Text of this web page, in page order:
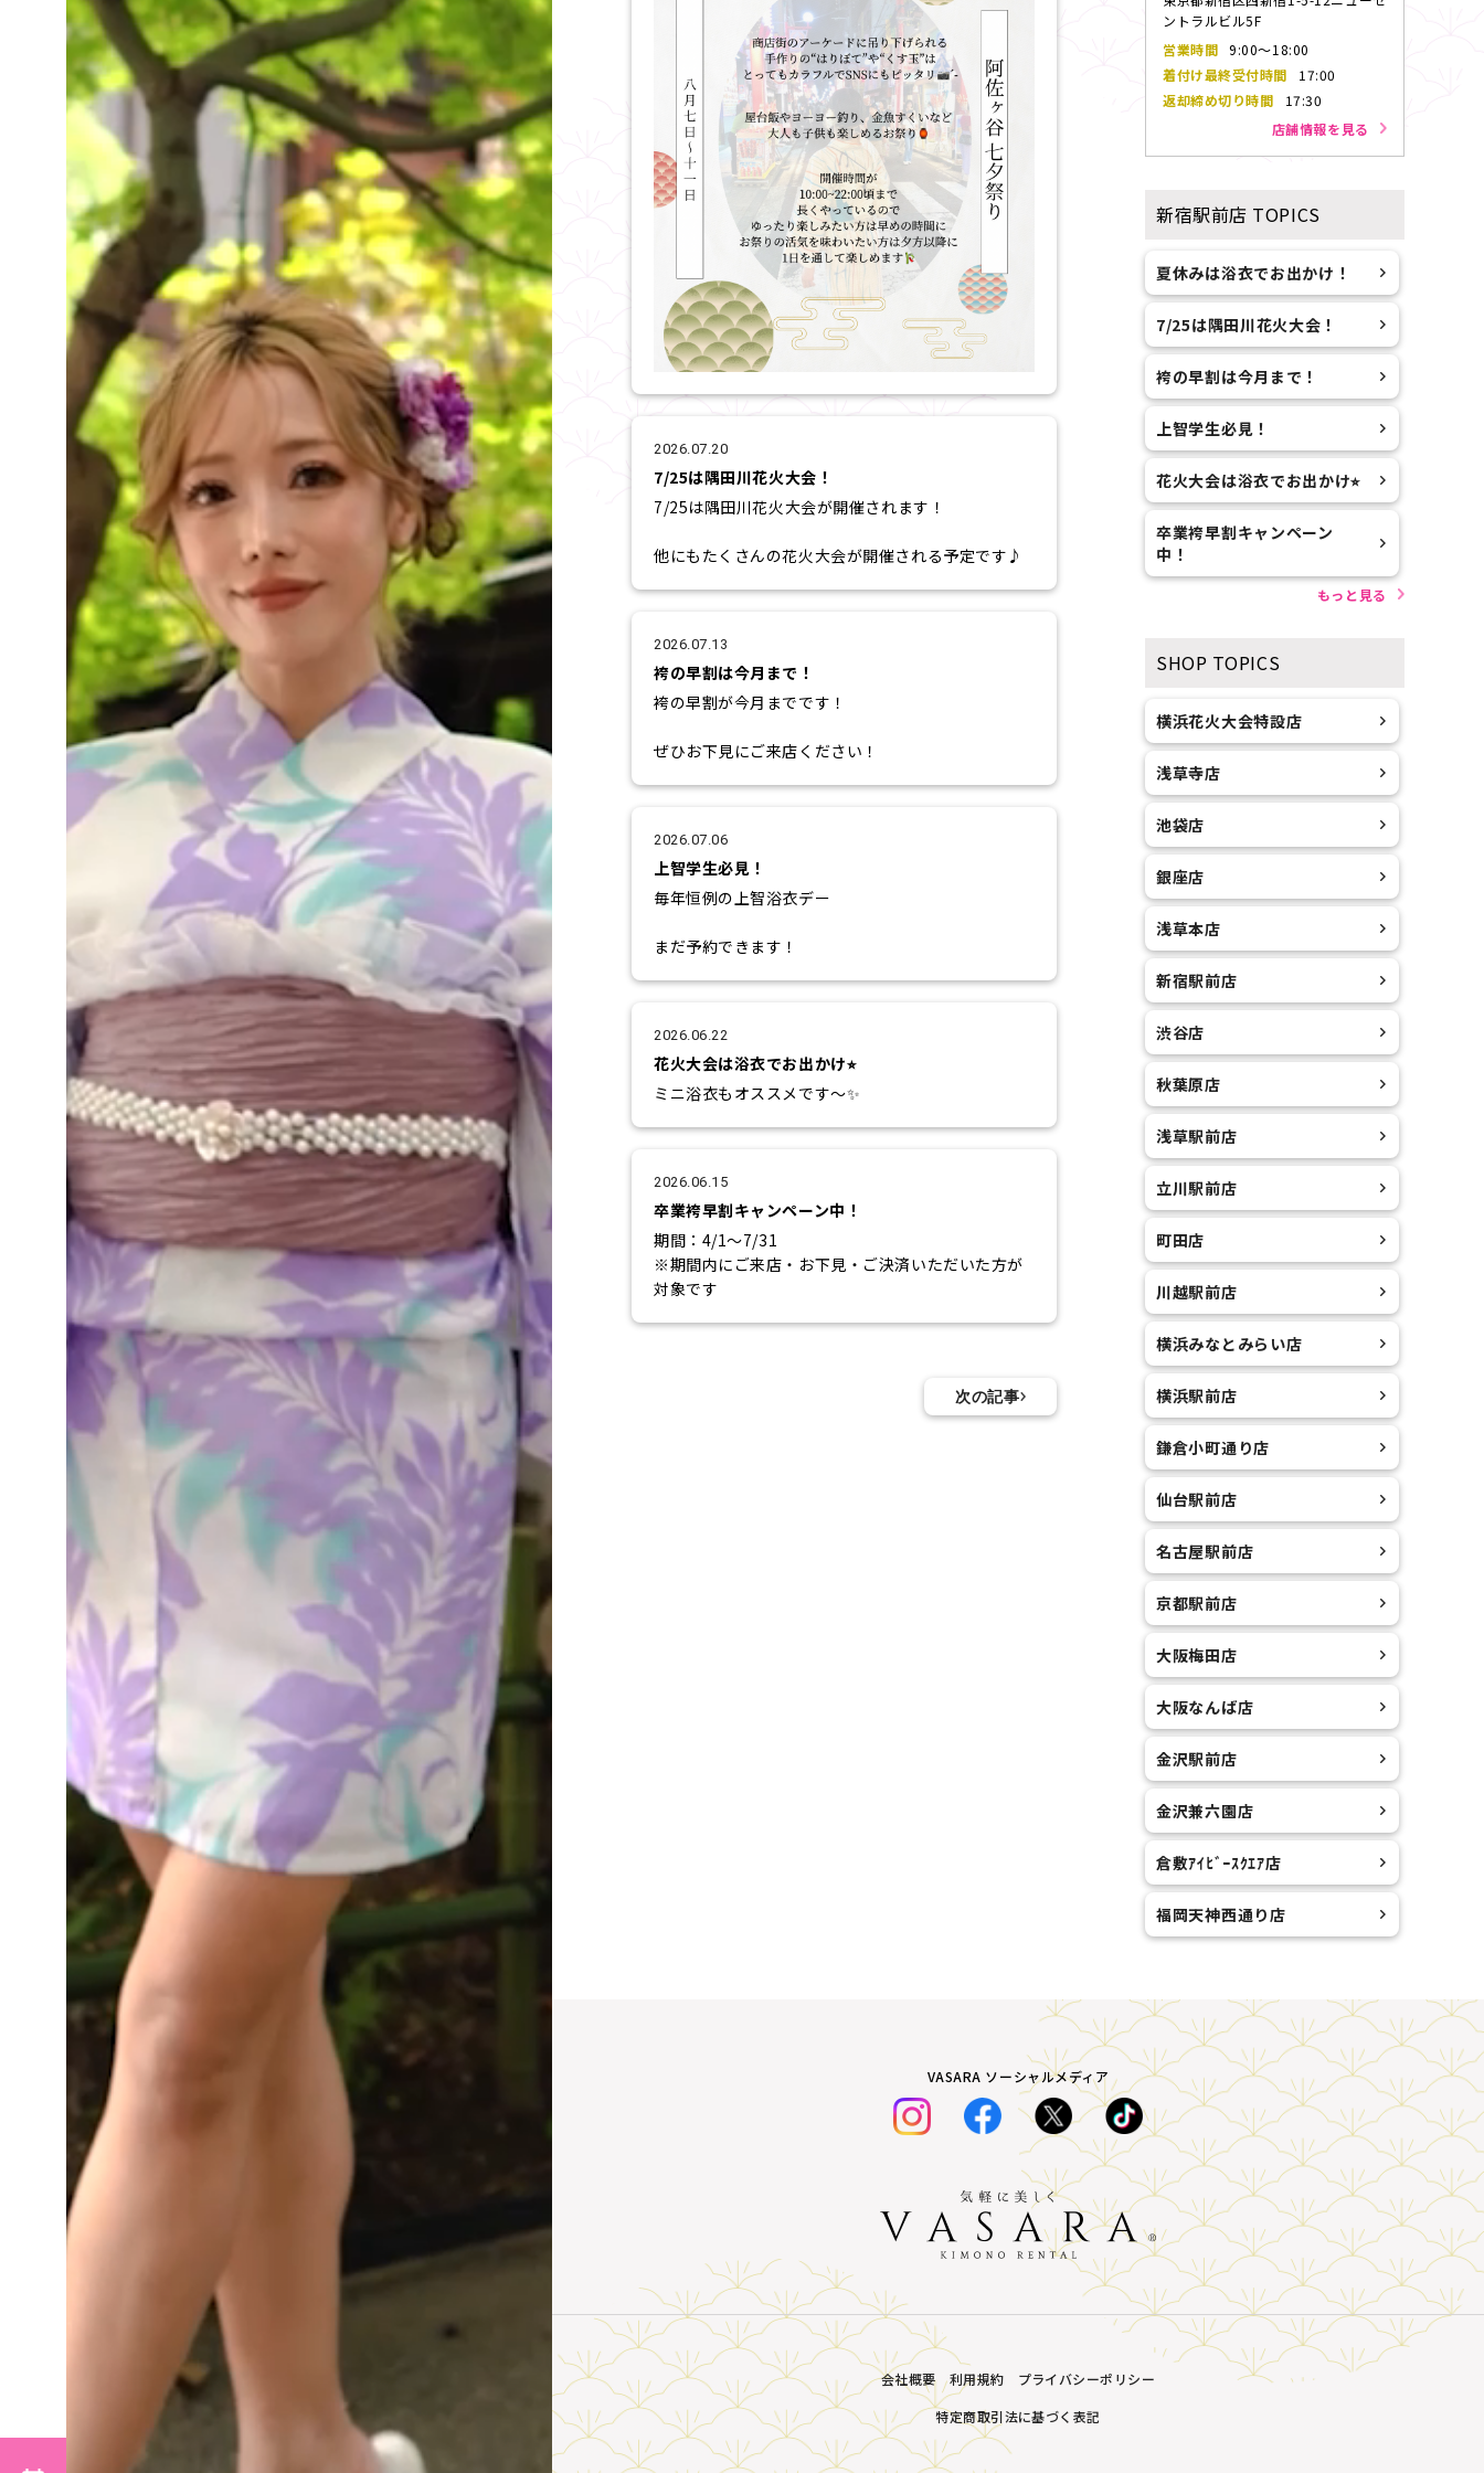
2026.07.20
7/25は隅田川花火大会！
7/25は隅田川花火大会が開催されます！
他にもたくさんの花火大会が開催される予定です♪
2026.07.13
袴の早割は今月まで！
袴の早割が今月までです！
ぜひお下見にご来店ください！
2026.07.06
上智学生必見！
毎年恒例の上智浴衣デー
まだ予約できます！
2026.06.22
花火大会は浴衣でお出かけ⭐︎
ミニ浴衣もオススメです〜✨
2026.06.15
卒業袴早割キャンペーン中！
期間：4/1〜7/31
※期間内にご来店・お下見・ご決済いただいた方が
対象です
帯や小物も含めて、トータルコーディネートのご相
次の記事
ントラルビル5F
営業時間
9:00～18:00
着付け最終受付時間
17:00
返却締め切り時間
17:30
店舗情報を見る
新宿駅前店 TOPICS
夏休みは浴衣でお出かけ！
7/25は隅田川花火大会！
袴の早割は今月まで！
上智学生必見！
花火大会は浴衣でお出かけ⭐︎
卒業袴早割キャンペーン
中！
もっと見る
SHOP TOPICS
横浜花火大会特設店
浅草寺店
池袋店
銀座店
浅草本店
新宿駅前店
渋谷店
秋葉原店
浅草駅前店
立川駅前店
町田店
川越駅前店
横浜みなとみらい店
横浜駅前店
鎌倉小町通り店
仙台駅前店
名古屋駅前店
京都駅前店
大阪梅田店
大阪なんば店
金沢駅前店
金沢兼六園店
倉敷ｱｲﾋﾞｰｽｸｴｱ店
福岡天神西通り店
VASARA ソーシャルメディア
会社概要 利用規約
プライバシーポリシー
特定商取引法に基づく表記